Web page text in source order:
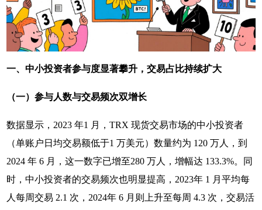
一、中小投资者参与度显著攀升，交易占比持续扩大
（一）参与人数与交易频次双增长
数据显示，2023 年1 月，TRX 现货交易市场的中小投资者
（单账户日均交易额低于1 万美元）数量约为 120 万人，到
2024 年 6 月，这一数字已增至280 万人，增幅达 133.3%。同
时，中小投资者的交易频次也明显提高，2023年 1 月平均每
人每周交易 2.1 次，2024年 6 月则上升至每周 4.3 次，交易活